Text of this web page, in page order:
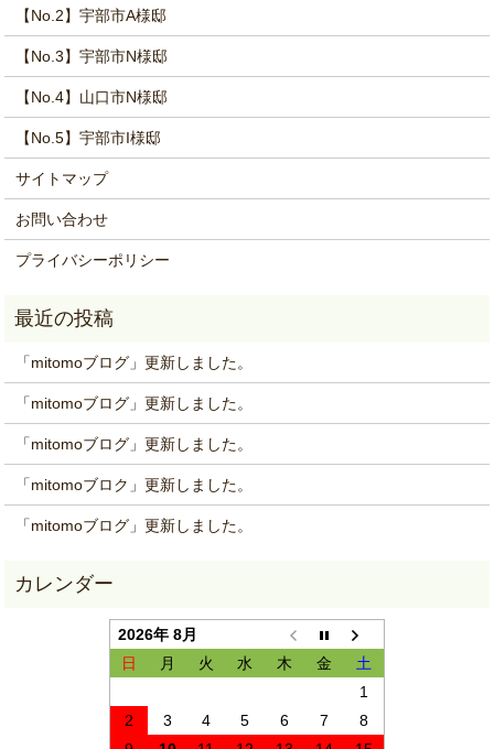
【No.2】宇部市A様邸
【No.3】宇部市N様邸
【No.4】山口市N様邸
【No.5】宇部市I様邸
サイトマップ
お問い合わせ
プライバシーポリシー
「mitomoブログ」更新しました。
「mitomoブログ」更新しました。
「mitomoブログ」更新しました。
「mitomoブロク」更新しました。
「mitomoブログ」更新しました。
2026年 8月
日
月 火 水 木 金
土
1
2
3 4 5 6 7
8